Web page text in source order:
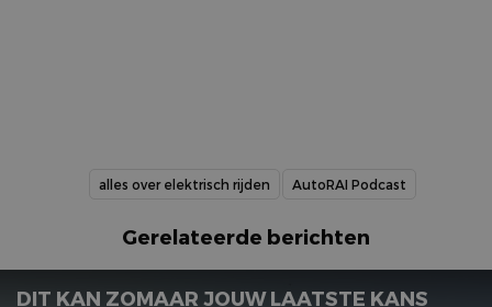
alles over elektrisch rijden AutoRAI Podcast
Gerelateerde berichten
DIT KAN ZOMAAR JOUW LAATSTE KANS